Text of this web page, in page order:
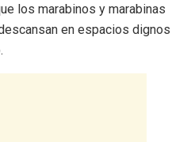
los marabinos y marabinas
en espacios dignos